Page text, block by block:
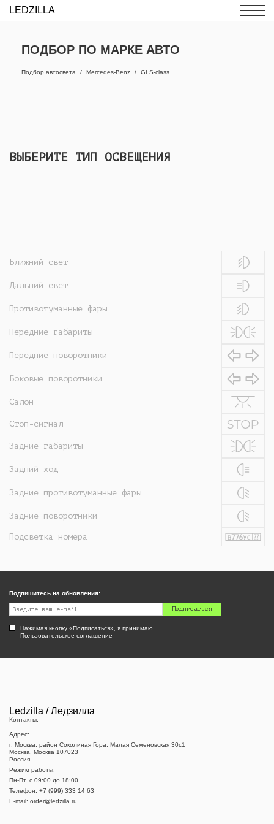
LEDZILLA
ПОДБОР ПО МАРКЕ АВТО
Подбор автосвета Mercedes-Benz GLS-class
ВЫБЕРИТЕ ТИП ОСВЕЩЕНИЯ
Ближний свет
Дальний свет
Противотуманные фары
Передние габариты
Передние поворотники
Боковые поворотники
Салон
Стоп-сигнал
Задние габариты
Задний ход
Задние противотуманные фары
Задние поворотники
Подсветка номера
Подпишитесь на обновления:
Подписаться
Нажимая кнопку «Подписаться», я принимаю
Пользовательское соглашение
Ledzilla / Ледзилла
Контакты:
Адрес:
г. Москва, район Соколиная Гора, Малая Семеновская 30с1
Москва, Москва 107023
Россия
Режим работы:
Пн-Пт. c 09:00 до 18:00
Телефон: +7 (999) 333 14 63
E-mail: order@ledzilla.ru